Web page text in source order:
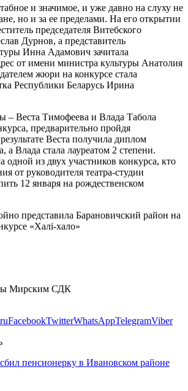
и значимое, и уже давно на слуху не
но и за ее пределами. На его открытии
председателя Витебского
Дурнов, а представитель
Инна Адамович зачитала
от имени министра культуры Анатолия
жюри на конкурсе стала
Республики Беларусь Ирина
Веста Тимофеева и Влада Табола
предварительно пройдя
Веста получила диплом
а Влада стала лауреатом 2 степени.
одной из двух участников конкурса, кто
от руководителя театра-студии
12 января на рождественском
Мирским СДК
FacebookTwitterWhatsAppTelegramViber
пенсионерку в Ивановском районе